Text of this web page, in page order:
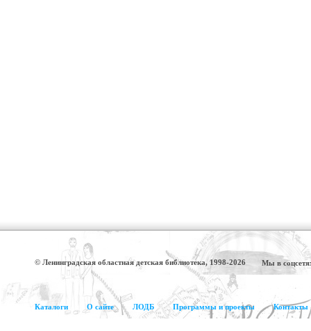
© Ленинградская областная детская библиотека, 1998-2026 Мы в
Каталоги О сайте ЛОДБ Программы и проекты Контакты